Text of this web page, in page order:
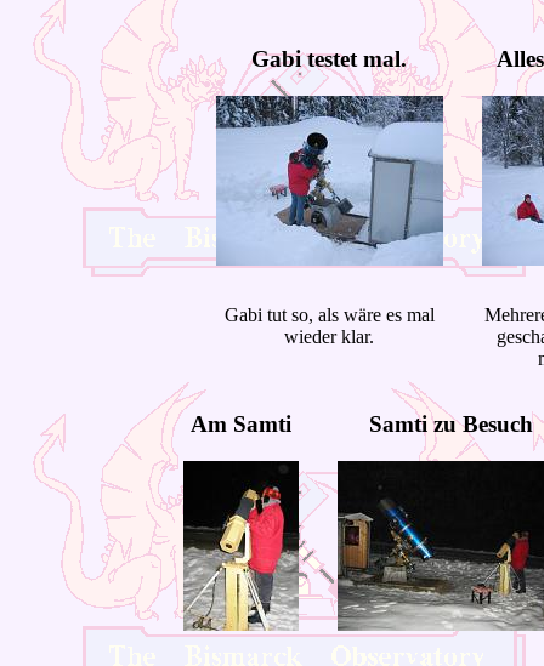
Gabi testet mal.
Gabi tut so, als wäre es mal
wieder klar.
Am Samti Samti zu Besuch